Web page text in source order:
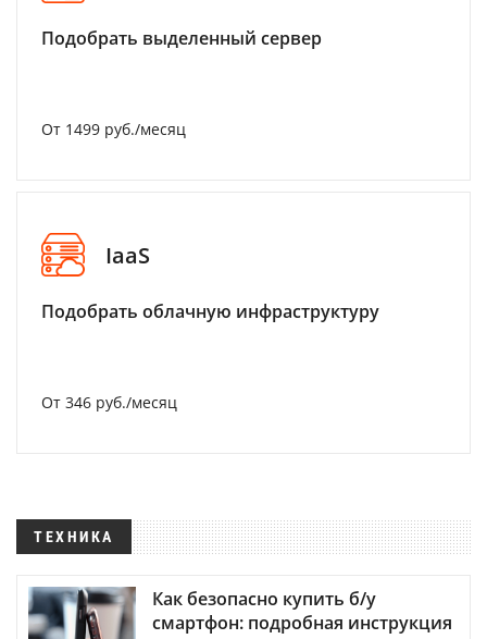
Подобрать выделенный сервер
От 1499 руб./месяц
IaaS
Подобрать облачную инфраструктуру
От 346 руб./месяц
ТЕХНИКА
Как безопасно купить б/у
смартфон: подробная инструкция